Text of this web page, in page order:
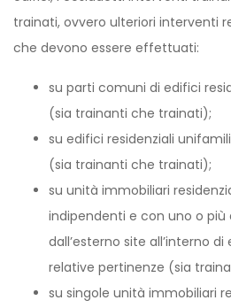
trainati, ovvero ulteriori interventi
che devono essere effettuati:
su parti comuni di edifici
(sia trainanti che trainati);
su edifici residenziali
(sia trainanti che trainati);
su unità immobiliari
indipendenti e con uno o
dall’esterno site all’interno
relative pertinenze (sia
su singole unità immobiliari